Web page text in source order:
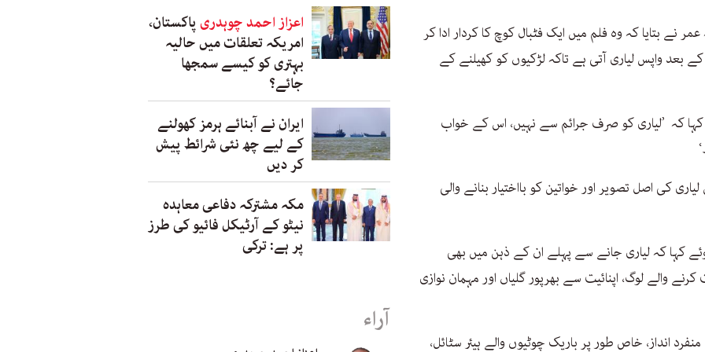
نے بتایا کہ وہ فلم میں ایک فٹبال کوچ کا کردار ادا کر
بعد واپس لیاری آتی ہے تاکہ لڑکیوں کو کھیلنے کے
کہا کہ ’لیاری کو صرف جرائم سے نہیں، اس کے خواب
کی اصل تصویر اور خواتین کو بااختیار بنانے والی
کہا کہ لیاری جانے سے پہلے ان کے ذہن میں بھی
والے لوگ، اپنائیت سے بھرپور گلیاں اور مہمان نوازی
انداز، خاص طور پر باریک چوٹیوں والے ہیئر سٹائل،
اعزاز احمد چوہدری پاکستان،
امریکہ تعلقات میں حالیہ
بہتری کو کیسے سمجھا
جائے؟
ایران نے آبنائے ہرمز کھولنے
کے لیے چھ نئی شرائط پیش
کر دیں
مکہ مشترکہ دفاعی معاہدہ
نیٹو کے آرٹیکل فائیو کی طرز
پر ہے: ترکی
آراء